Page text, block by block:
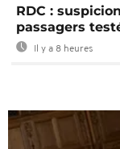
RDC :
passagers
Il y a 8 heures